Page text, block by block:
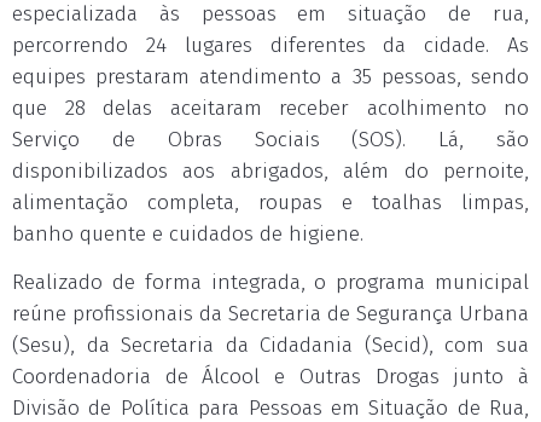
especializada às pessoas em situação de rua,
percorrendo 24 lugares diferentes da cidade. As
equipes prestaram atendimento a 35 pessoas, sendo
que 28 delas aceitaram receber acolhimento no
Serviço de Obras Sociais (SOS). Lá, são
disponibilizados aos abrigados, além do pernoite,
alimentação completa, roupas e toalhas limpas,
banho quente e cuidados de higiene.
Realizado de forma integrada, o programa municipal
reúne profissionais da Secretaria de Segurança Urbana
(Sesu), da Secretaria da Cidadania (Secid), com sua
Coordenadoria de Álcool e Outras Drogas junto à
Divisão de Política para Pessoas em Situação de Rua,